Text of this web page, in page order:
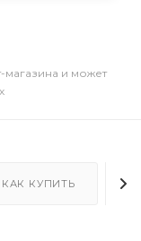
магазина и может
КАК КУПИТЬ